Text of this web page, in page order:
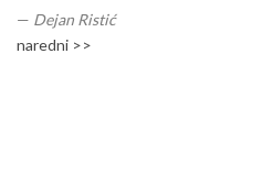
— Dejan Ristić
naredni >>